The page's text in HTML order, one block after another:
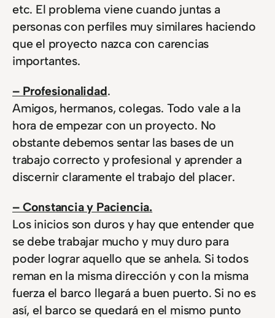
etc. El problema viene cuando juntas a
personas con perfiles muy similares haciendo
que el proyecto nazca con carencias
importantes.
– Profesionalidad.
Amigos, hermanos, colegas. Todo vale a la
hora de empezar con un proyecto. No
obstante debemos sentar las bases de un
trabajo correcto y profesional y aprender a
discernir claramente el trabajo del placer.
– Constancia y Paciencia.
Los inicios son duros y hay que entender que
se debe trabajar mucho y muy duro para
poder lograr aquello que se anhela. Si todos
reman en la misma dirección y con la misma
fuerza el barco llegará a buen puerto. Si no es
así, el barco se quedará en el mismo punto